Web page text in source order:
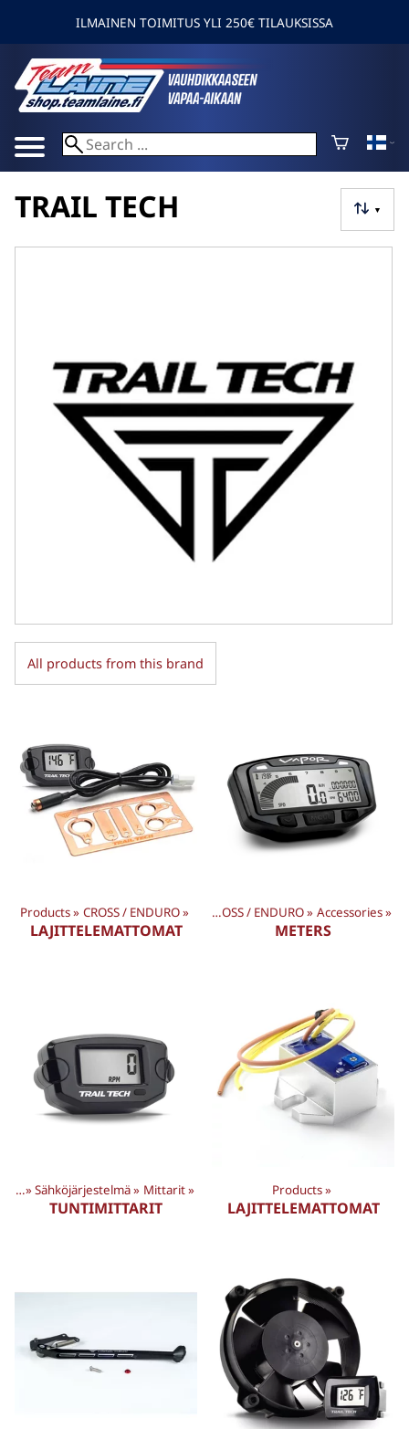
ILMAINEN TOIMITUS YLI 250€ TILAUKSISSA
▼
TRAIL TECH
All products from this brand
Products‪» CROSS / ENDURO‪»
LAJITTELEMATTOMAT
Products CROSS / ENDURO‪» Accessories‪»
METERS
‪»Sähköjärjestelmä‪» Mittarit‪»
TUNTIMITTARIT
Products‪»
LAJITTELEMATTOMAT